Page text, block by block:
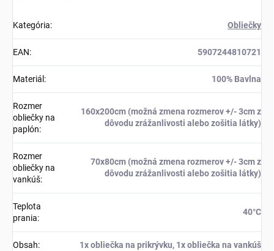
Kategória: Obliečky
EAN: 5907244810721
Materiál : 100% Bavlna
Rozmer
obliečky na
paplón:
160x200cm (možná zmena rozmerov +/- 3cm z
dôvodu zrážanlivosti alebo zošitia látky)
Rozmer
obliečky na
vankúš:
70x80cm (možná zmena rozmerov +/- 3cm z
dôvodu zrážanlivosti alebo zošitia látky)
Teplota
prania:
40°C
Obsah: 1x obliečka na prikrývku, 1x obliečka na vankúš